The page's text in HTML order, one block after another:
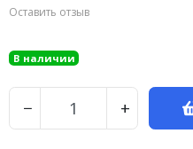
Оставить отзыв
В наличии
− +